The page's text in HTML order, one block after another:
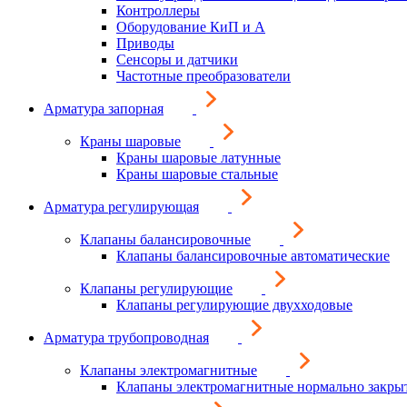
Контроллеры
Оборудование КиП и А
Приводы
Сенсоры и датчики
Частотные преобразователи
Арматура запорная
Краны шаровые
Краны шаровые латунные
Краны шаровые стальные
Арматура регулирующая
Клапаны балансировочные
Клапаны балансировочные автоматические
Клапаны регулирующие
Клапаны регулирующие двухходовые
Арматура трубопроводная
Клапаны электромагнитные
Клапаны электромагнитные нормально